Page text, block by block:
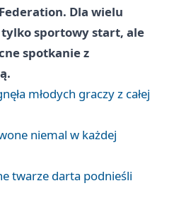
Dla wielu
tylko sportowy start, ale
spotkanie z
młodych graczy z całej
niemal w każdej
twarze darta podnieśli